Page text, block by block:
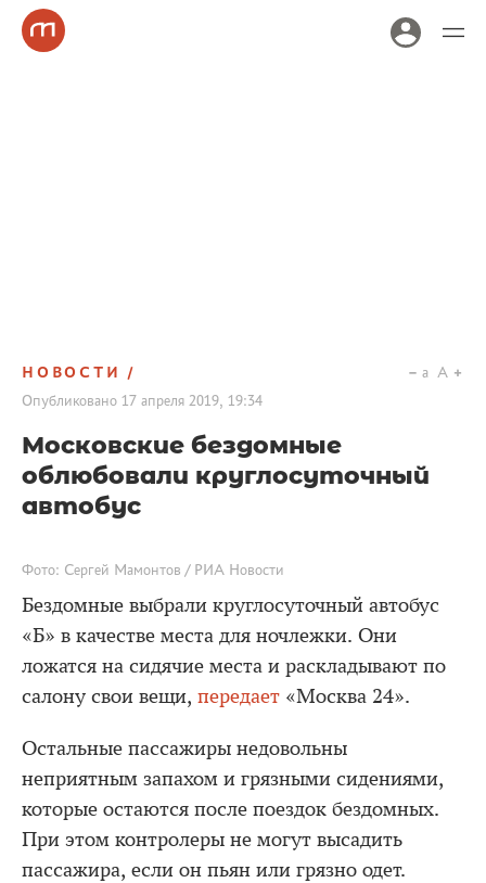
НОВОСТИ
Опубликовано 17 апреля 2019, 19:34
a A
Московские бездомные
облюбовали круглосуточный
автобус
Фото: Сергей Мамонтов / РИА Новости
Бездомные выбрали круглосуточный автобус
«Б» в качестве места для ночлежки. Они
ложатся на сидячие места и раскладывают по
салону свои вещи, передает «Москва 24».
Остальные пассажиры недовольны
неприятным запахом и грязными сидениями,
которые остаются после поездок бездомных.
При этом контролеры не могут высадить
пассажира, если он пьян или грязно одет.